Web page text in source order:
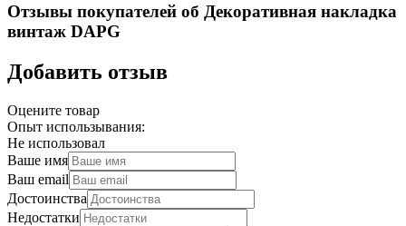
Отзывы покупателей об Декоративная накладка
винтаж DAPG
Добавить отзыв
Оцените товар
Опыт использывания:
Не использовал
Ваше имя
Ваш email
Достоинства
Недостатки